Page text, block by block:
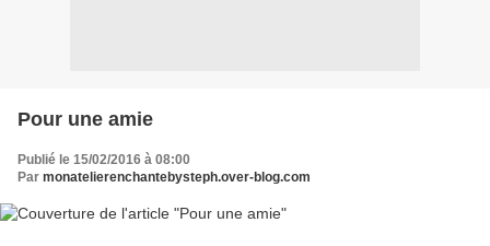
Pour une amie
Publié le 15/02/2016 à 08:00
Par monatelierenchantebysteph.over-blog.com